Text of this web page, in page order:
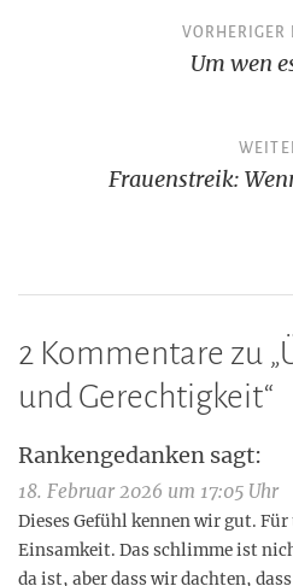
VORHERIGER
Um wen
Frauenstreik:
2 Kommentare zu „
und Gerechtigkeit“
Rankengedanken sagt:
18. Februar 2026 um 17:05 Uhr
Dieses Gefühl kennen wir gut.
Einsamkeit. Das schlimme ist
da ist, aber dass wir dachten,